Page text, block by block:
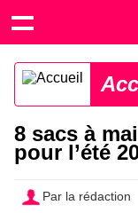
8 sacs à
pour l’été
Par la rédaction